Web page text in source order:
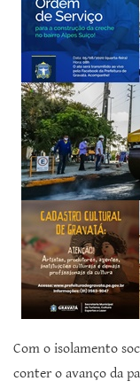
Com o isolamento
conter o avanço da